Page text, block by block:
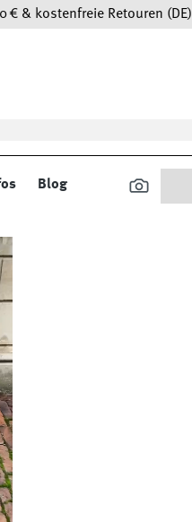
€ & kostenfreie Retouren (DE)
Blog